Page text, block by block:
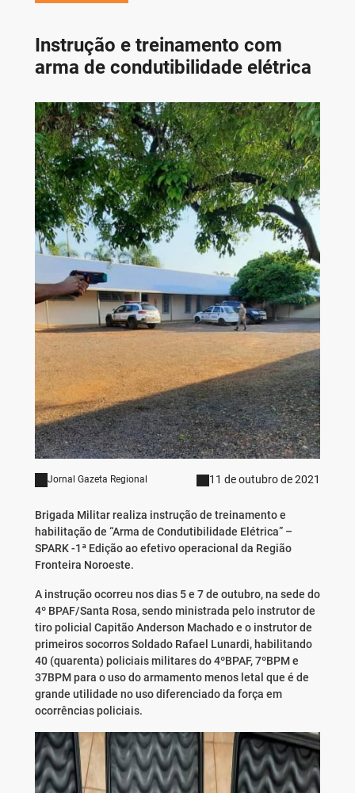
Instrução e treinamento com
arma de condutibilidade elétrica
Jornal Gazeta Regional 11 de outubro de 2021
Brigada Militar realiza instrução de treinamento e
habilitação de “Arma de Condutibilidade Elétrica” –
SPARK -1ª Edição ao efetivo operacional da Região
Fronteira Noroeste.
A instrução ocorreu nos dias 5 e 7 de outubro, na sede do
4º BPAF/Santa Rosa, sendo ministrada pelo instrutor de
tiro policial Capitão Anderson Machado e o instrutor de
primeiros socorros Soldado Rafael Lunardi, habilitando
40 (quarenta) policiais militares do 4ºBPAF, 7ºBPM e
37BPM para o uso do armamento menos letal que é de
grande utilidade no uso diferenciado da força em
ocorrências policiais.